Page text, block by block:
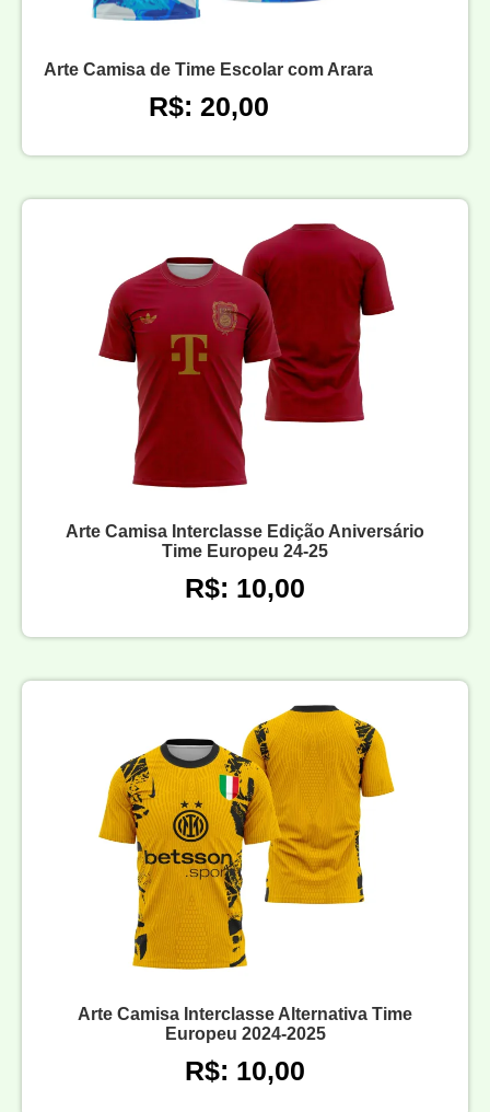
Arte Camisa de Time Escolar com Arara
R$: 20,00
Arte Camisa Interclasse Edição Aniversário
Time Europeu 24-25
R$: 10,00
Arte Camisa Interclasse Alternativa Time
Europeu 2024-2025
R$: 10,00